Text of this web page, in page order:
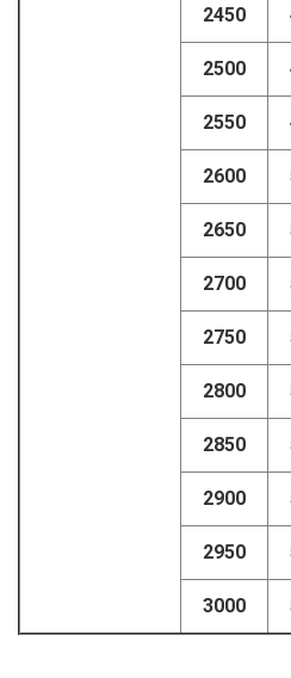
2450
2500
2550
2600
2650
2700
2750
2800
2850
2900
2950
3000